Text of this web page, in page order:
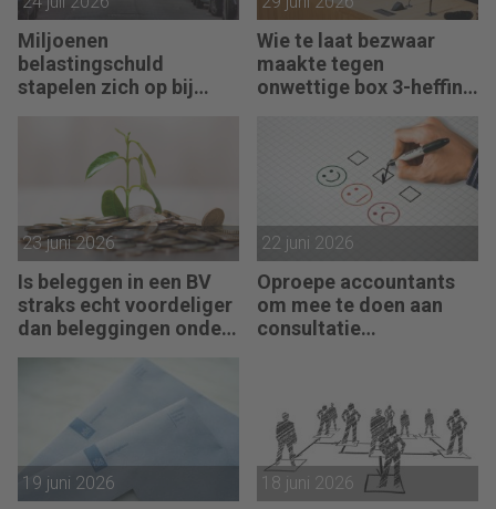
Miljoenen
belastingschuld
stapelen zich op bij
Wie te laat bezwaar
maakte tegen
onwettige box 3-heffing
23 juni 2026
Is beleggen in een BV
straks echt voordeliger
dan beleggingen onder
22 juni 2026
Oproepe accountants
om mee te doen aan
consultatie
19 juni 2026 18 juni 2026